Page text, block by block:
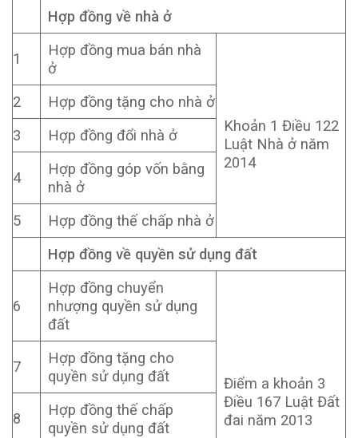
Hợp đồng về nhà ở
1
Hợp đồng mua bán nhà
ở
Khoản 1 Điều 122
Luật Nhà ở năm
2014
2
Hợp đồng tặng cho nhà ở
3
Hợp đồng đổi nhà ở
4
Hợp đồng góp vốn bằng
nhà ở
5
Hợp đồng thế chấp nhà ở
Hợp đồng về quyền sử dụng đất
6
Hợp đồng chuyển
nhượng quyền sử dụng
đất
Điểm a khoản 3
Điều 167 Luật Đất
đai năm 2013
7
Hợp đồng tặng cho
quyền sử dụng đất
8
Hợp đồng thế chấp
quyền sử dụng đất